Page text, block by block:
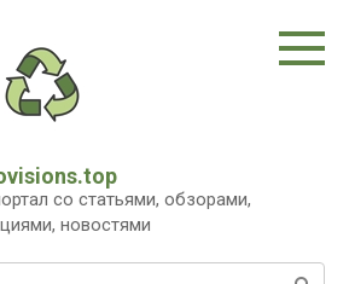
со статьями, обзорами,
новостями